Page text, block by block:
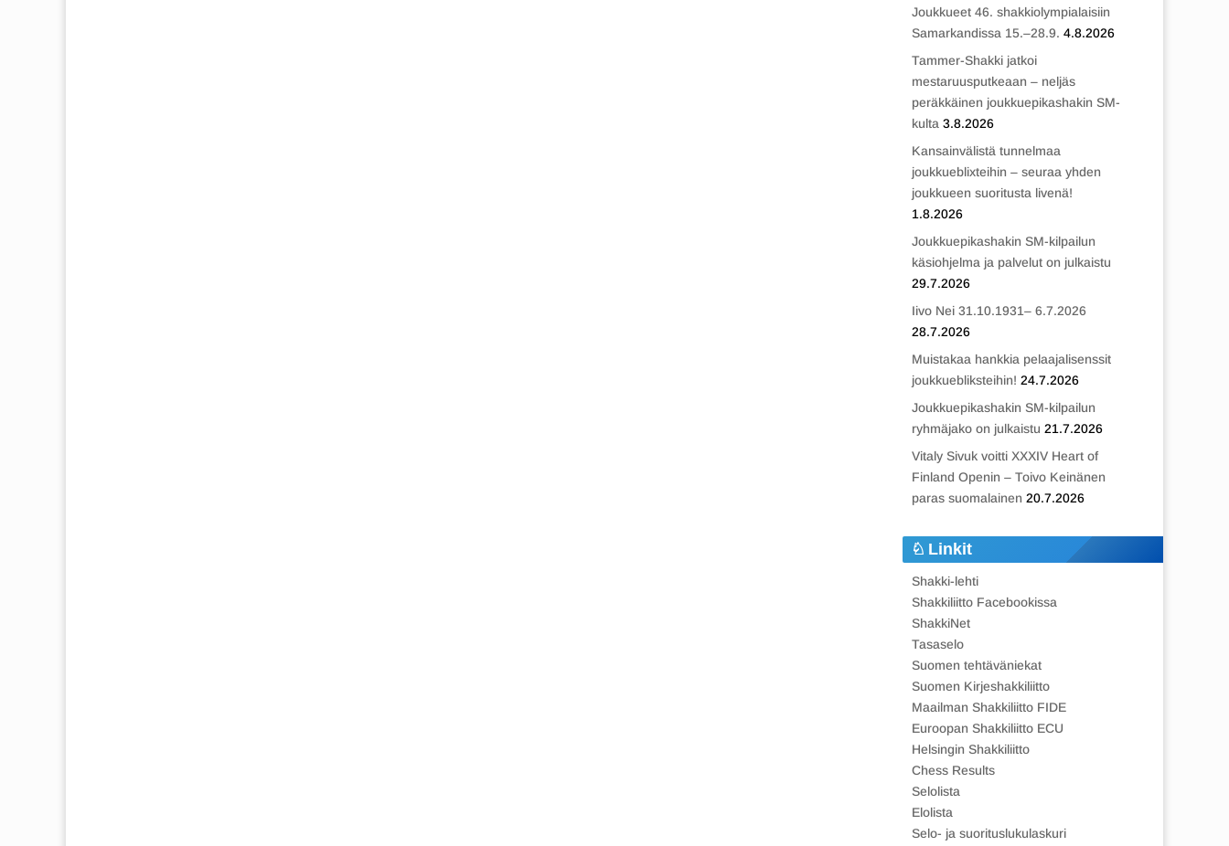
Joukkueet 46. shakkiolympialaisiin
Samarkandissa 15.–28.9. 4.8.2026
Tammer-Shakki jatkoi
mestaruusputkeaan – neljäs
peräkkäinen joukkuepikashakin SM-
kulta 3.8.2026
Kansainvälistä tunnelmaa
joukkueblixteihin – seuraa yhden
joukkueen suoritusta livenä!
1.8.2026
Joukkuepikashakin SM-kilpailun
käsiohjelma ja palvelut on julkaistu
29.7.2026
Iivo Nei 31.10.1931– 6.7.2026
28.7.2026
Muistakaa hankkia pelaajalisenssit
joukkuebliksteihin! 24.7.2026
Joukkuepikashakin SM-kilpailun
ryhmäjako on julkaistu 21.7.2026
Vitaly Sivuk voitti XXXIV Heart of
Finland Openin – Toivo Keinänen
paras suomalainen 20.7.2026
Linkit
Shakki-lehti
Shakkiliitto Facebookissa
ShakkiNet
Tasaselo
Suomen tehtäväniekat
Suomen Kirjeshakkiliitto
Maailman Shakkiliitto FIDE
Euroopan Shakkiliitto ECU
Helsingin Shakkiliitto
Chess Results
Selolista
Elolista
Selo- ja suorituslukulaskuri